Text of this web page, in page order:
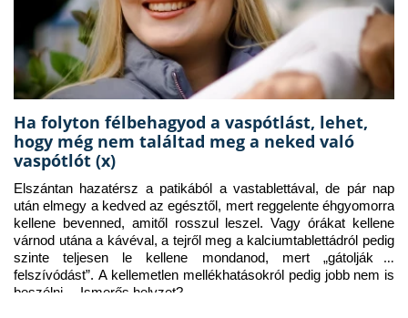
Ha folyton félbehagyod a vaspótlást, lehet,
hogy még nem találtad meg a neked való
vaspótlót (x)
Elszántan hazatérsz a patikából a vastablettával, de pár nap
után elmegy a kedved az egésztől, mert reggelente éhgyomorra
kellene bevenned, amitől rosszul leszel. Vagy órákat kellene
várnod utána a kávéval, a tejről meg a kalciumtablettádról pedig
szinte teljesen le kellene mondanod, mert „gátolják a
felszívódást”. A kellemetlen mellékhatásokról pedig jobb nem is
beszélni… Ismerős helyzet?